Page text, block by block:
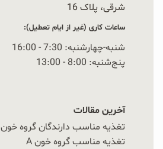
شرقی، پلاک 16‭
ساعات کاری (غیر از ایام تعطیل):
شنبه-چهارشنبه: 7:30 - 16:00
پنج‌شنبه: 8:00 - 13:00
آخرین مقالات
تغذیه مناسب دارندگان گروه خون B
تغذیه مناسب گروه خون A